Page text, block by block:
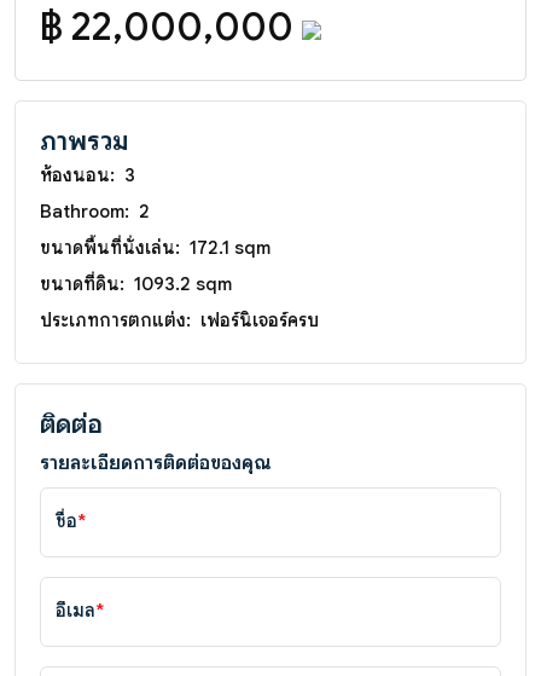
฿ 22,000,000
ภาพรวม
ห้องนอน: 3
Bathroom: 2
ขนาดพื้นที่นั่งเล่น: 172.1 sqm
ขนาดที่ดิน: 1093.2 sqm
ประเภทการตกแต่ง: เฟอร์นิเจอร์ครบ
ติดต่อ
รายละเอียดการติดต่อของคุณ
ชื่อ*
อีเมล*